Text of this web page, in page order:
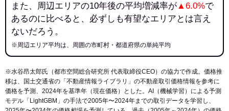
また、周辺エリアの10年後の平均増減率が▲6.0%で
あるのに比べると、必ずしも有望なエリアとは言え
ないだろう。
※周辺エリア平均は、周囲の市町村・都道府県の単純平均
※水谷昂太郎氏（都市空間総合研究所 代表取締役CEO）の協力で作成。価格推
移は、国土交通省の「 不動産情報ライブラリ 」の不動産取引価格情報を参考に
価格を予測、2024年を基準年（現在価格）とした。AI（機械学習）による予測
モデル「LightGBM」の手法で2005年〜2024年までの取引データを学習し、